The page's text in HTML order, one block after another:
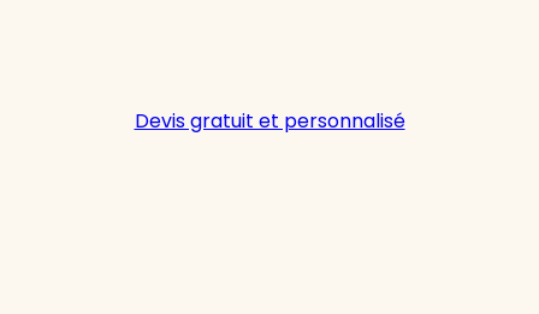
Devis gratuit et personnalisé